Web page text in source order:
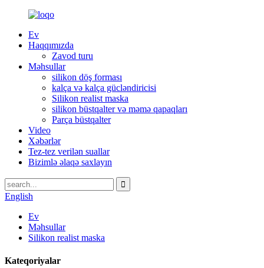
Ev
Haqqımızda
Zavod turu
Məhsullar
silikon döş forması
kalça və kalça gücləndiricisi
Silikon realist maska
silikon büstqalter və məmə qapaqları
Parça büstqalter
Video
Xəbərlər
Tez-tez verilən suallar
Bizimlə əlaqə saxlayın
English
Ev
Məhsullar
Silikon realist maska
Kateqoriyalar